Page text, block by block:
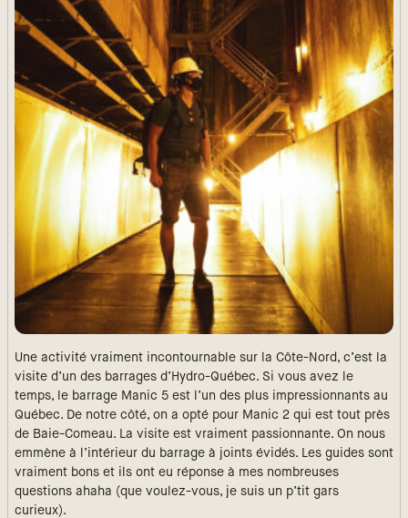
Une activité vraiment incontournable sur la Côte-Nord, c’est la
visite d’un des barrages d’Hydro-Québec. Si vous avez le
temps, le barrage Manic 5 est l’un des plus impressionnants au
Québec. De notre côté, on a opté pour Manic 2 qui est tout près
de Baie-Comeau. La visite est vraiment passionnante. On nous
emmène à l’intérieur du barrage à joints évidés. Les guides sont
vraiment bons et ils ont eu réponse à mes nombreuses
questions ahaha (que voulez-vous, je suis un p’tit gars
curieux).